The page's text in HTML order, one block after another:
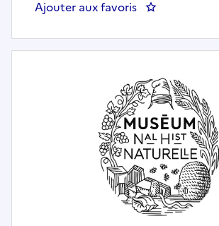
Ajouter aux favoris : DIREPP -